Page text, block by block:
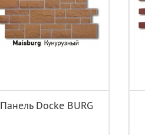
Панель Docke BURG